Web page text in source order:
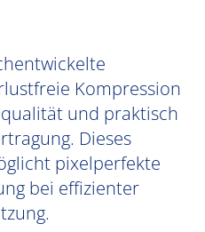
Kompression
und praktisch
Dieses
pixelperfekte
bei effizienter